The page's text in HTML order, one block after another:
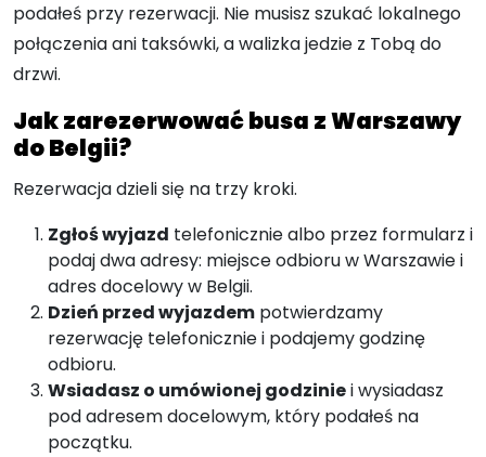
podałeś przy rezerwacji. Nie musisz szukać lokalnego
połączenia ani taksówki, a walizka jedzie z Tobą do
drzwi.
Jak zarezerwować busa z Warszawy
do Belgii?
Rezerwacja dzieli się na trzy kroki.
Zgłoś wyjazd telefonicznie albo przez formularz i
podaj dwa adresy: miejsce odbioru w Warszawie i
adres docelowy w Belgii.
Dzień przed wyjazdem potwierdzamy
rezerwację telefonicznie i podajemy godzinę
odbioru.
Wsiadasz o umówionej godziniei wysiadasz
pod adresem docelowym, który podałeś na
początku.